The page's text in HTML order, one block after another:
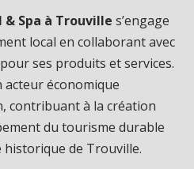
Spa à Trouville s’engage
local en collaborant avec
ses produits et services.
acteur économique
contribuant à la création
du tourisme durable
de Trouville.